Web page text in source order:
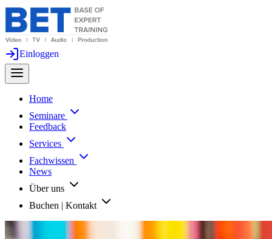
Einloggen
Home
Seminare
Feedback
Services
Fachwissen
News
Über uns
Buchen | Kontakt